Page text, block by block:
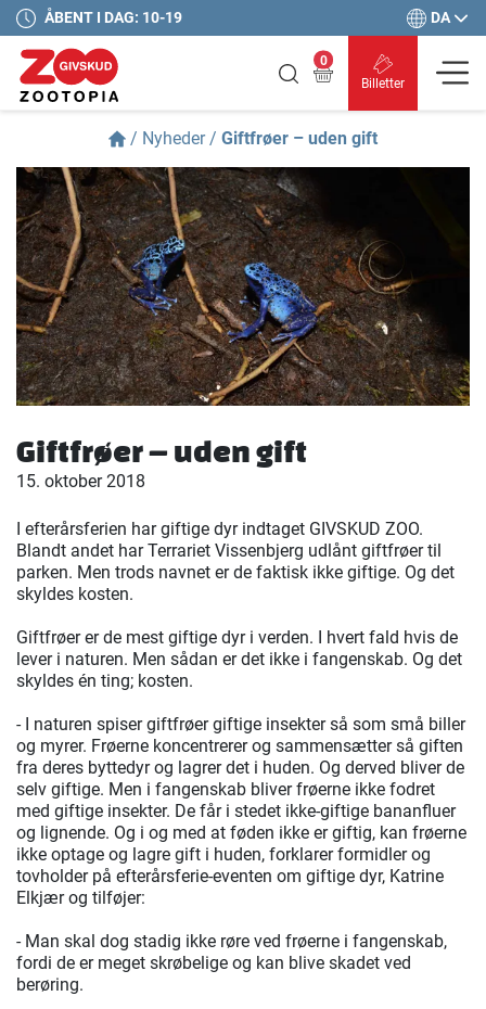
ÅBENT I DAG: 10-19 DA
Billetter
0
/ Nyheder / Giftfrøer – uden gift
Giftfrøer – uden gift
15. oktober 2018
I efterårsferien har giftige dyr indtaget GIVSKUD ZOO.
Blandt andet har Terrariet Vissenbjerg udlånt giftfrøer til
parken. Men trods navnet er de faktisk ikke giftige. Og det
skyldes kosten.
Giftfrøer er de mest giftige dyr i verden. I hvert fald hvis de
lever i naturen. Men sådan er det ikke i fangenskab. Og det
skyldes én ting; kosten.
- I naturen spiser giftfrøer giftige insekter så som små biller
og myrer. Frøerne koncentrerer og sammensætter så giften
fra deres byttedyr og lagrer det i huden. Og derved bliver de
selv giftige. Men i fangenskab bliver frøerne ikke fodret
med giftige insekter. De får i stedet ikke-giftige bananfluer
og lignende. Og i og med at føden ikke er giftig, kan frøerne
ikke optage og lagre gift i huden, forklarer formidler og
tovholder på efterårsferie-eventen om giftige dyr, Katrine
Elkjær og tilføjer:
- Man skal dog stadig ikke røre ved frøerne i fangenskab,
fordi de er meget skrøbelige og kan blive skadet ved
berøring.